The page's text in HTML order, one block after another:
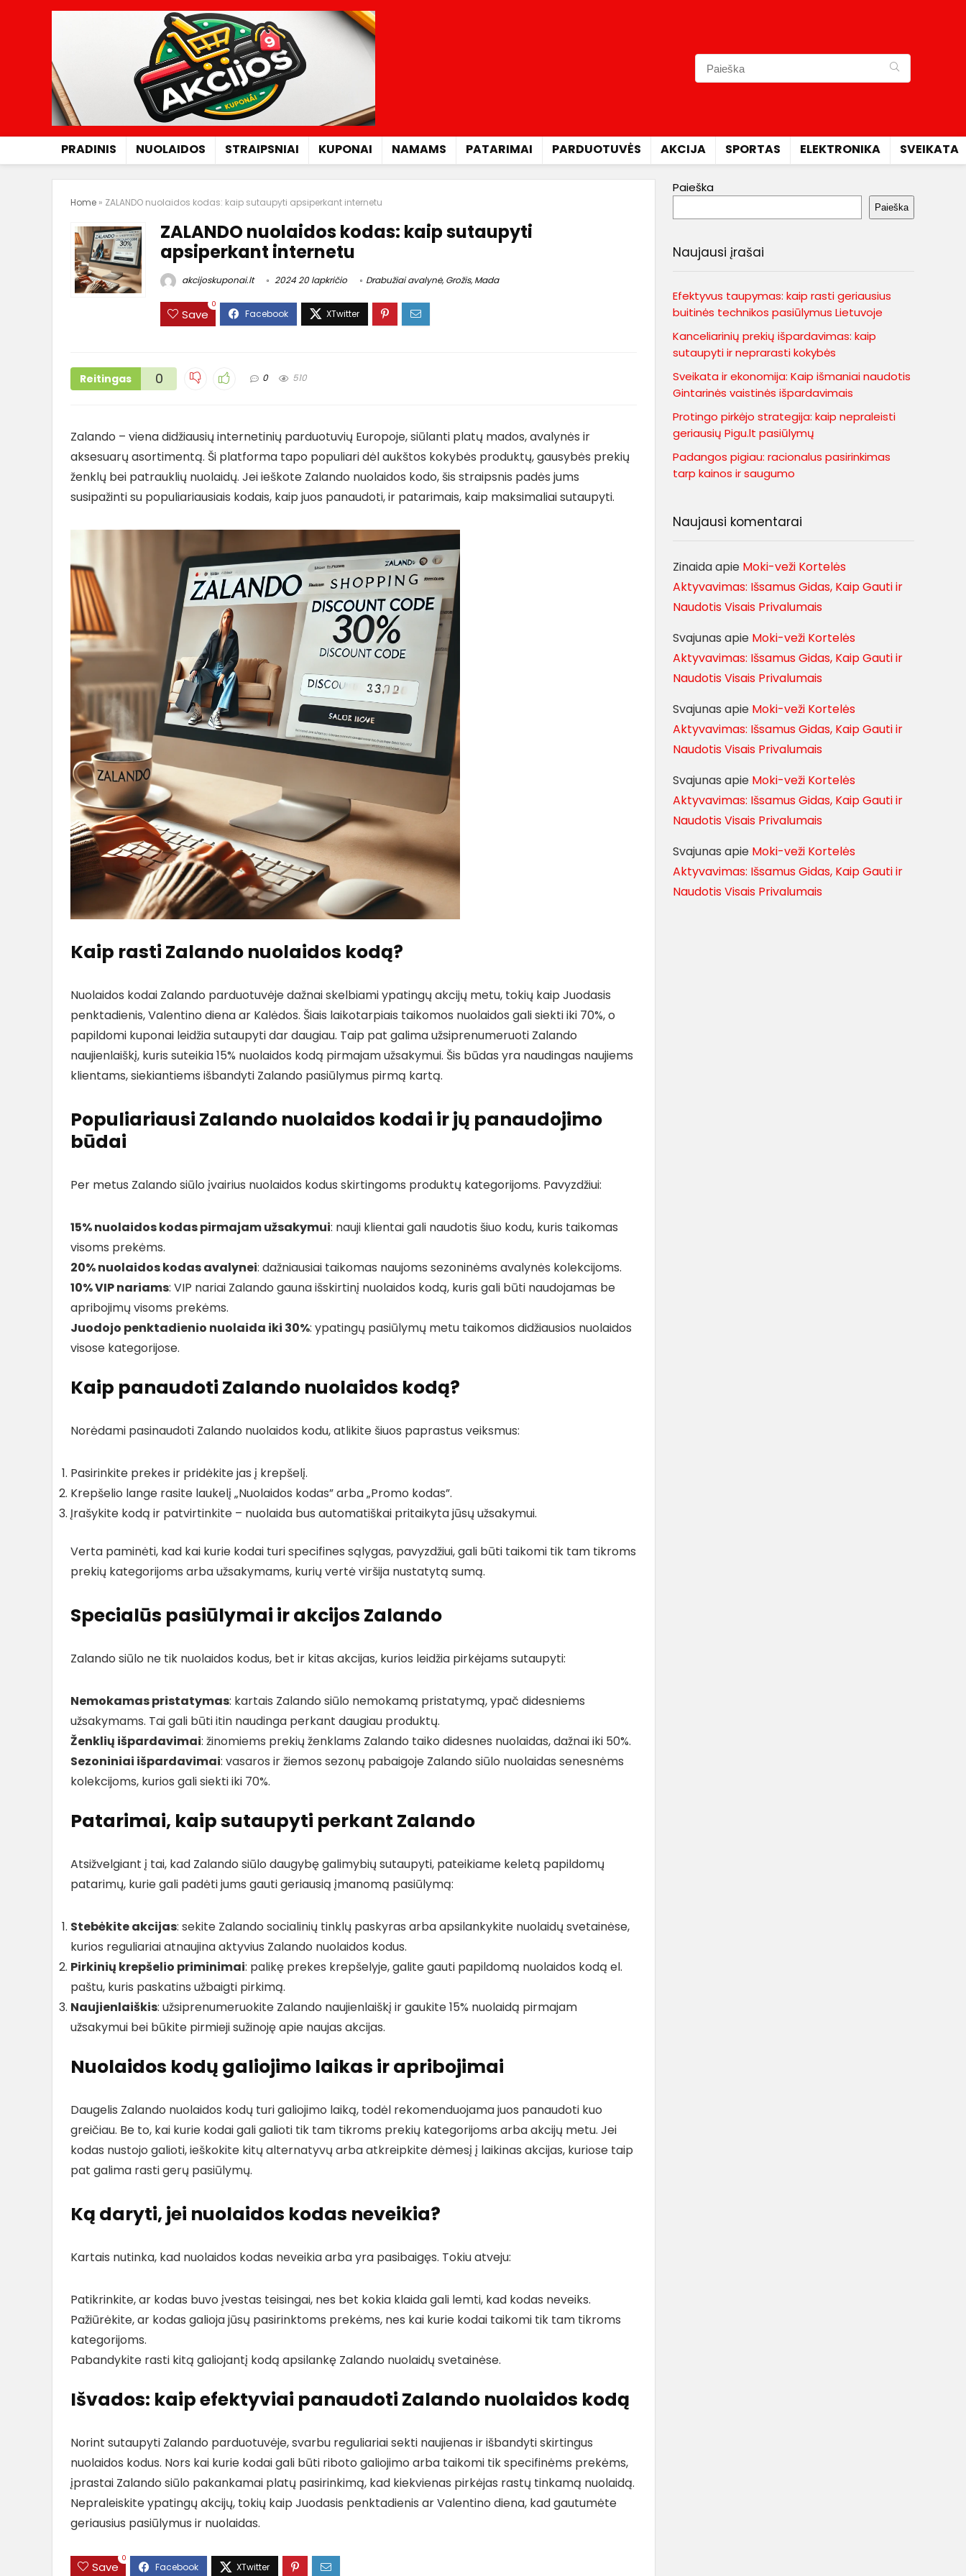
PRADINIS NUOLAIDOS STRAIPSNIAI KUPONAI NAMAMS PATARIMAI PARDUOTUVĖS AKCIJA SPORTAS ELEKTRONIKA SVEIKATA
Home » ZALANDO nuolaidos kodas: kaip sutaupyti apsiperkant internetu
ZALANDO nuolaidos kodas: kaip sutaupyti
apsiperkant internetu
akcijoskuponai.lt 2024 20 lapkričio Drabužiai avalynė,Grožis,Mada
Save
0
Reitingas 0 0 510
Zalando – viena didžiausių internetinių parduotuvių Europoje, siūlanti platų mados, avalynės ir
aksesuarų asortimentą. Ši platforma tapo populiari dėl aukštos kokybės produktų, gausybės prekių
ženklų bei patrauklių nuolaidų. Jei ieškote Zalando nuolaidos kodo, šis straipsnis padės jums
susipažinti su populiariausiais kodais, kaip juos panaudoti, ir patarimais, kaip maksimaliai sutaupyti.
Kaip rasti Zalando nuolaidos kodą?
Nuolaidos kodai Zalando parduotuvėje dažnai skelbiami ypatingų akcijų metu, tokių kaip Juodasis
penktadienis, Valentino diena ar Kalėdos. Šiais laikotarpiais taikomos nuolaidos gali siekti iki 70%, o
papildomi kuponai leidžia sutaupyti dar daugiau. Taip pat galima užsiprenumeruoti Zalando
naujienlaiškį, kuris suteikia 15% nuolaidos kodą pirmajam užsakymui. Šis būdas yra naudingas naujiems
klientams, siekiantiems išbandyti Zalando pasiūlymus pirmą kartą.
Populiariausi Zalando nuolaidos kodai ir jų panaudojimo
būdai
Per metus Zalando siūlo įvairius nuolaidos kodus skirtingoms produktų kategorijoms. Pavyzdžiui:
15% nuolaidos kodas pirmajam užsakymui: nauji klientai gali naudotis šiuo kodu, kuris taikomas
visoms prekėms.
20% nuolaidos kodas avalynei: dažniausiai taikomas naujoms sezoninėms avalynės kolekcijoms.
10% VIP nariams: VIP nariai Zalando gauna išskirtinį nuolaidos kodą, kuris gali būti naudojamas be
apribojimų visoms prekėms.
Juodojo penktadienio nuolaida iki 30%: ypatingų pasiūlymų metu taikomos didžiausios nuolaidos
visose kategorijose.
Kaip panaudoti Zalando nuolaidos kodą?
Norėdami pasinaudoti Zalando nuolaidos kodu, atlikite šiuos paprastus veiksmus:
Pasirinkite prekes ir pridėkite jas į krepšelį.
Krepšelio lange rasite laukelį „Nuolaidos kodas” arba „Promo kodas”.
Įrašykite kodą ir patvirtinkite – nuolaida bus automatiškai pritaikyta jūsų užsakymui.
Verta paminėti, kad kai kurie kodai turi specifines sąlygas, pavyzdžiui, gali būti taikomi tik tam tikroms
prekių kategorijoms arba užsakymams, kurių vertė viršija nustatytą sumą.
Specialūs pasiūlymai ir akcijos Zalando
Zalando siūlo ne tik nuolaidos kodus, bet ir kitas akcijas, kurios leidžia pirkėjams sutaupyti:
Nemokamas pristatymas: kartais Zalando siūlo nemokamą pristatymą, ypač didesniems
užsakymams. Tai gali būti itin naudinga perkant daugiau produktų.
Ženklių išpardavimai: žinomiems prekių ženklams Zalando taiko didesnes nuolaidas, dažnai iki 50%.
Sezoniniai išpardavimai: vasaros ir žiemos sezonų pabaigoje Zalando siūlo nuolaidas senesnėms
kolekcijoms, kurios gali siekti iki 70%.
Patarimai, kaip sutaupyti perkant Zalando
Atsižvelgiant į tai, kad Zalando siūlo daugybę galimybių sutaupyti, pateikiame keletą papildomų
patarimų, kurie gali padėti jums gauti geriausią įmanomą pasiūlymą:
Stebėkite akcijas: sekite Zalando socialinių tinklų paskyras arba apsilankykite nuolaidų svetainėse,
kurios reguliariai atnaujina aktyvius Zalando nuolaidos kodus.
Pirkinių krepšelio priminimai: palikę prekes krepšelyje, galite gauti papildomą nuolaidos kodą el.
paštu, kuris paskatins užbaigti pirkimą.
Naujienlaiškis: užsiprenumeruokite Zalando naujienlaiškį ir gaukite 15% nuolaidą pirmajam
užsakymui bei būkite pirmieji sužinoję apie naujas akcijas.
Nuolaidos kodų galiojimo laikas ir apribojimai
Daugelis Zalando nuolaidos kodų turi galiojimo laiką, todėl rekomenduojama juos panaudoti kuo
greičiau. Be to, kai kurie kodai gali galioti tik tam tikroms prekių kategorijoms arba akcijų metu. Jei
kodas nustojo galioti, ieškokite kitų alternatyvų arba atkreipkite dėmesį į laikinas akcijas, kuriose taip
pat galima rasti gerų pasiūlymų.
Ką daryti, jei nuolaidos kodas neveikia?
Kartais nutinka, kad nuolaidos kodas neveikia arba yra pasibaigęs. Tokiu atveju:
Patikrinkite, ar kodas buvo įvestas teisingai, nes bet kokia klaida gali lemti, kad kodas neveiks.
Pažiūrėkite, ar kodas galioja jūsų pasirinktoms prekėms, nes kai kurie kodai taikomi tik tam tikroms
kategorijoms.
Pabandykite rasti kitą galiojantį kodą apsilankę Zalando nuolaidų svetainėse.
Išvados: kaip efektyviai panaudoti Zalando nuolaidos kodą
Norint sutaupyti Zalando parduotuvėje, svarbu reguliariai sekti naujienas ir išbandyti skirtingus
nuolaidos kodus. Nors kai kurie kodai gali būti riboto galiojimo arba taikomi tik specifinėms prekėms,
įprastai Zalando siūlo pakankamai platų pasirinkimą, kad kiekvienas pirkėjas rastų tinkamą nuolaidą.
Nepraleiskite ypatingų akcijų, tokių kaip Juodasis penktadienis ar Valentino diena, kad gautumėte
geriausius pasiūlymus ir nuolaidas.
Save
0
Paieška
Paieška
Naujausi įrašai
Efektyvus taupymas: kaip rasti geriausius
buitinės technikos pasiūlymus Lietuvoje
Kanceliarinių prekių išpardavimas: kaip
sutaupyti ir neprarasti kokybės
Sveikata ir ekonomija: Kaip išmaniai naudotis
Gintarinės vaistinės išpardavimais
Protingo pirkėjo strategija: kaip nepraleisti
geriausių Pigu.lt pasiūlymų
Padangos pigiau: racionalus pasirinkimas
tarp kainos ir saugumo
Naujausi komentarai
Zinaidaapie Moki-veži Kortelės
Aktyvavimas: Išsamus Gidas, Kaip Gauti ir
Naudotis Visais Privalumais
Svajunas apie Moki-veži Kortelės
Aktyvavimas: Išsamus Gidas, Kaip Gauti ir
Naudotis Visais Privalumais
Svajunas apie Moki-veži Kortelės
Aktyvavimas: Išsamus Gidas, Kaip Gauti ir
Naudotis Visais Privalumais
Svajunas apie Moki-veži Kortelės
Aktyvavimas: Išsamus Gidas, Kaip Gauti ir
Naudotis Visais Privalumais
Svajunas apie Moki-veži Kortelės
Aktyvavimas: Išsamus Gidas, Kaip Gauti ir
Naudotis Visais Privalumais